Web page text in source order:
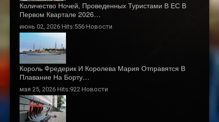
Количество Ночей, Проведенных Туристами В ЕС В
Первом Квартале 2026…
июнь 02, 2026 Hits:556 Новости
Король Фредерик И Королева Мария Отправятся В
Плавание На Борту…
мая 25, 2026 Hits:922 Новости